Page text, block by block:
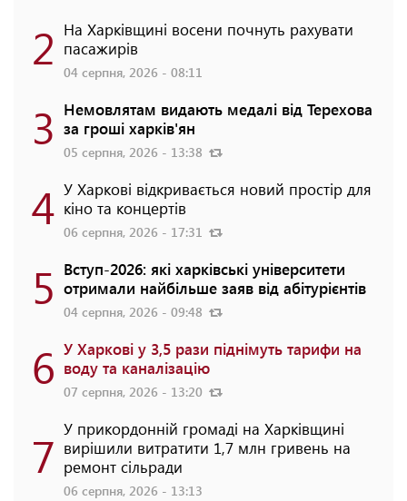
2 На Харківщині восени почнуть рахувати
пасажирів
04 серпня, 2026 - 08:11
3 Немовлятам видають медалі від Терехова
за гроші харків'ян
05 серпня, 2026 - 13:38
4 У Харкові відкривається новий простір для
кіно та концертів
06 серпня, 2026 - 17:31
5 Вступ-2026: які харківські університети
отримали найбільше заяв від абітурієнтів
04 серпня, 2026 - 09:48
6 У Харкові у 3,5 рази піднімуть тарифи на
воду та каналізацію
07 серпня, 2026 - 13:20
7 У прикордонній громаді на Харківщині
вирішили витратити 1,7 млн гривень на
ремонт сільради
06 серпня, 2026 - 13:13